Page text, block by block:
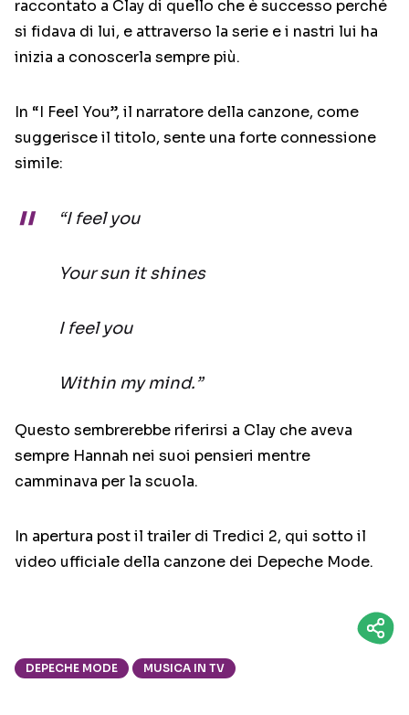
raccontato a Clay di quello che è successo perché
si fidava di lui, e attraverso la serie e i nastri lui ha
inizia a conoscerla sempre più.
In “I Feel You”, il narratore della canzone, come
suggerisce il titolo, sente una forte connessione
simile:
“I feel you
Your sun it shines
I feel you
Within my mind.”
Questo sembrerebbe riferirsi a Clay che aveva
sempre Hannah nei suoi pensieri mentre
camminava per la scuola.
In apertura post il trailer di Tredici 2, qui sotto il
video ufficiale della canzone dei Depeche Mode.
DEPECHE MODE MUSICA IN TV